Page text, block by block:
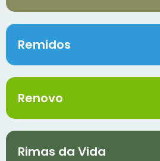
Remidos
Renovo
Rimas da Vida